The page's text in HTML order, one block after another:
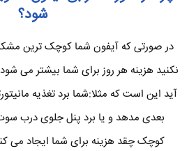
شود؟
در صورتی که آیفون شما کوچک ترین
نکنید هزینه هر روز برای شما بیشتر می
آید این است که مثلا:شما برد تغذیه
بعدی مدهد و یا برد پنل جلوی درب
کوچک چقد هزینه برای شما ایجاد می